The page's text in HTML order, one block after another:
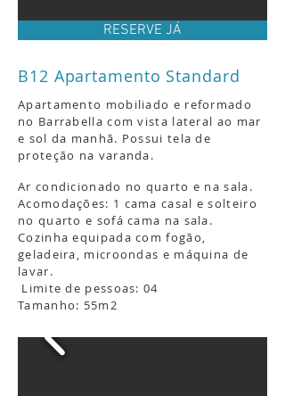
RESERVE JÁ
B12 Apartamento Standard
Apartamento mobiliado e reformado
no Barrabella com vista lateral ao mar
e sol da manhã. Possui tela de
proteção na varanda.
Ar condicionado no quarto e na sala.
Acomodações: 1 cama casal e solteiro
no quarto e sofá cama na sala.
Cozinha equipada com fogão,
geladeira, microondas e máquina de
lavar.
Limite de pessoas: 04
Tamanho: 55m2